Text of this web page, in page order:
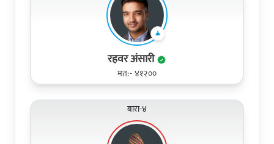
रहवर अंसारी
मत:- ४१२००
बारा-४